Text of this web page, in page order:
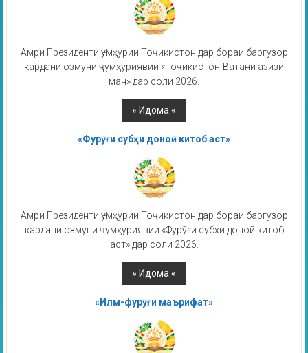
Амри Президенти Ҷумҳурии Тоҷикистон дар бораи баргузор
кардани озмуни ҷумҳуриявии «Тоҷикистон-Ватани азизи
ман» дар соли 2026.
«Фурӯғи субҳи доноӣ китоб аст»
Амри Президенти Ҷумҳурии Тоҷикистон дар бораи баргузор
кардани озмуни ҷумҳуриявии «Фурӯғи субҳи доноӣ китоб
аст» дар соли 2026.
«Илм-фурӯғи маърифат»